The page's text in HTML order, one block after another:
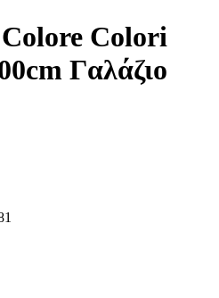
Colori
Γαλάζιο